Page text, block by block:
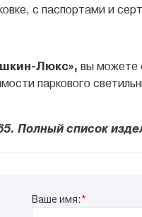
с паспортами и
Люкс», вы можете
паркового
Полный список
Ваше имя:*